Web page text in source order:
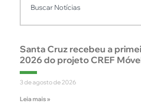
Santa Cruz recebeu a
2026 do projeto CREF
3 de agosto de 2026
Leia mais »